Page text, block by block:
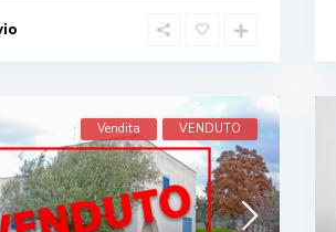
Vendita VENDUTO